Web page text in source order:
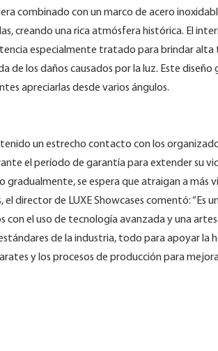
combinado con un marco de acero
creando una rica atmósfera histórica. El
especialmente tratado para brindar alta
los daños causados ​​por la luz. Este diseño
apreciarlas desde varios ángulos.
un estrecho contacto con los
el período de garantía para extender su
gradualmente, se espera que atraigan a más
director de LUXE Showcases comentó: “Es
el uso de tecnología avanzada y una
de la industria, todo para apoyar la
y los procesos de producción para